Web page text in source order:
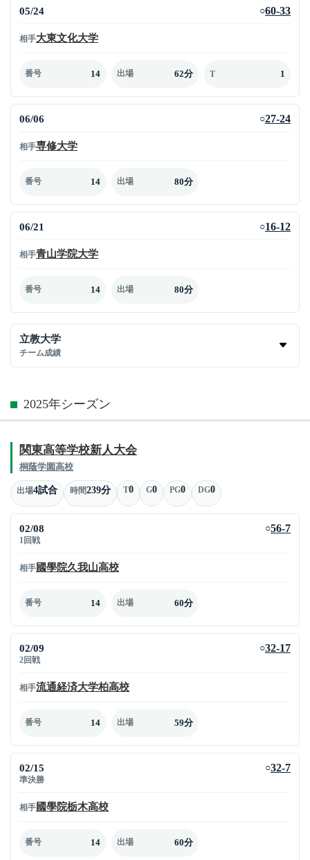
05/24 ○60-33
相手大東文化大学
番号 14 出場 62分 T 1
06/06 ○27-24
相手専修大学
番号 14 出場 80分
06/21 ○16-12
相手青山学院大学
番号 14 出場 80分
立教大学
チーム成績
2025年シーズン
関東高等学校新人大会
桐蔭学園高校
出場4試合 時間239分 T0 G0 PG0 DG0
02/08
1回戦
○56-7
相手國學院久我山高校
番号 14 出場 60分
02/09
2回戦
○32-17
相手流通経済大学柏高校
番号 14 出場 59分
02/15
準決勝
○32-7
相手國學院栃木高校
番号 14 出場 60分